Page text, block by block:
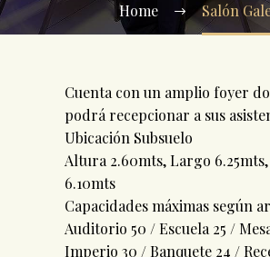
Home Salón
Cuenta con un amplio foyer
podrá recepcionar a sus
Ubicación Subsuelo
Altura 2.60mts, Largo
6.10mts
Capacidades máximas según
Auditorio 50 / Escuela 25 /
Imperio 30 / Banquete 24 /